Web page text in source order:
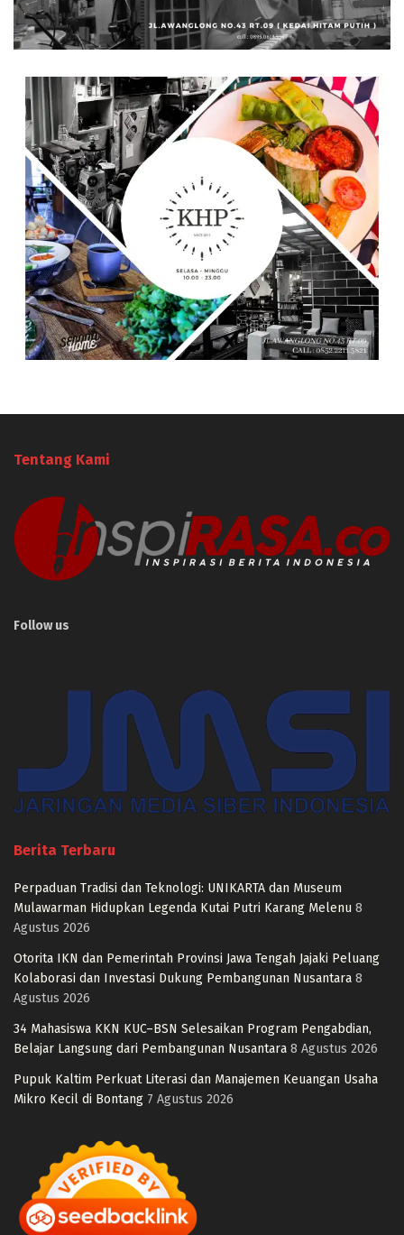
Tentang Kami
Follow us
Berita Terbaru
Perpaduan Tradisi dan Teknologi: UNIKARTA dan Museum
Mulawarman Hidupkan Legenda Kutai Putri Karang Melenu 8
Agustus 2026
Otorita IKN dan Pemerintah Provinsi Jawa Tengah Jajaki Peluang
Kolaborasi dan Investasi Dukung Pembangunan Nusantara 8
Agustus 2026
34 Mahasiswa KKN KUC–BSN Selesaikan Program Pengabdian,
Belajar Langsung dari Pembangunan Nusantara 8 Agustus 2026
Pupuk Kaltim Perkuat Literasi dan Manajemen Keuangan Usaha
Mikro Kecil di Bontang 7 Agustus 2026